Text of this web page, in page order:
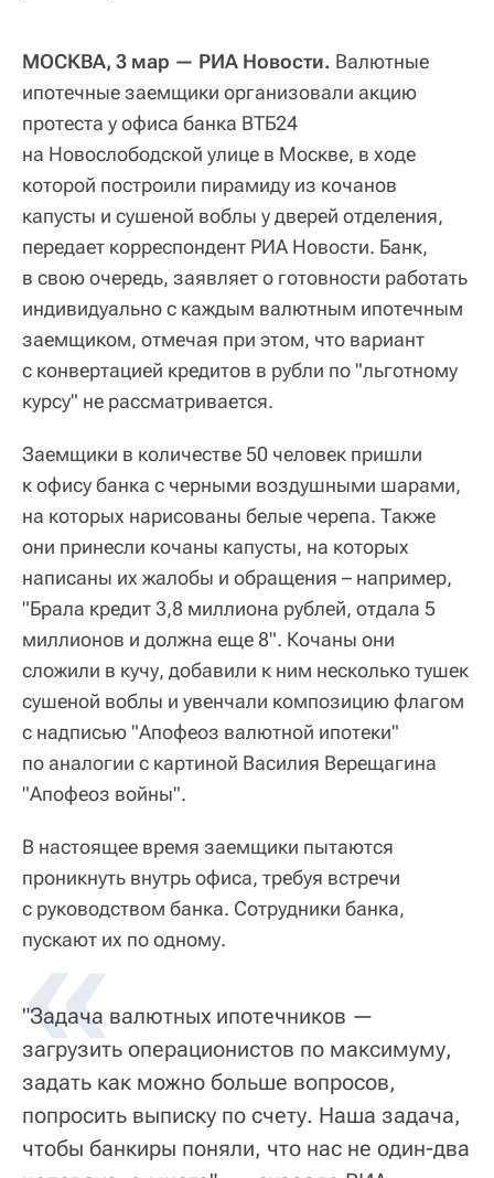
МОСКВА, 3 мар — РИА Новости. Валютные
ипотечные заемщики организовали акцию
протеста у офиса банка ВТБ24
на Новослободской улице в Москве, в ходе
которой построили пирамиду из кочанов
капусты и сушеной воблы у дверей отделения,
передает корреспондент РИА Новости. Банк,
в свою очередь, заявляет о готовности работать
индивидуально с каждым валютным ипотечным
заемщиком, отмечая при этом, что вариант
с конвертацией кредитов в рубли по "льготному
курсу" не рассматривается.
Заемщики в количестве 50 человек пришли
к офису банка с черными воздушными шарами,
на которых нарисованы белые черепа. Также
они принесли кочаны капусты, на которых
написаны их жалобы и обращения – например,
"Брала кредит 3,8 миллиона рублей, отдала 5
миллионов и должна еще 8". Кочаны они
сложили в кучу, добавили к ним несколько тушек
сушеной воблы и увенчали композицию флагом
с надписью "Апофеоз валютной ипотеки"
по аналогии с картиной Василия Верещагина
"Апофеоз войны".
В настоящее время заемщики пытаются
проникнуть внутрь офиса, требуя встречи
с руководством банка. Сотрудники банка,
пускают их по одному.
"Задача валютных ипотечников —
загрузить операционистов по максимуму,
задать как можно больше вопросов,
попросить выписку по счету. Наша задача,
чтобы банкиры поняли, что нас не один-два